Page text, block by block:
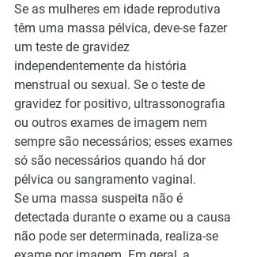
Se as mulheres em idade reprodutiva
têm uma massa pélvica, deve-se fazer
um teste de gravidez
independentemente da história
menstrual ou sexual. Se o teste de
gravidez for positivo, ultrassonografia
ou outros exames de imagem nem
sempre são necessários; esses exames
só são necessários quando há dor
pélvica ou sangramento vaginal.
Se uma massa suspeita não é
detectada durante o exame ou a causa
não pode ser determinada, realiza-se